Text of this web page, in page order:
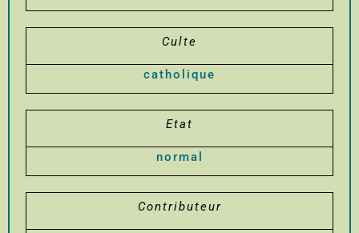
Culte
catholique
Etat
normal
Contributeur